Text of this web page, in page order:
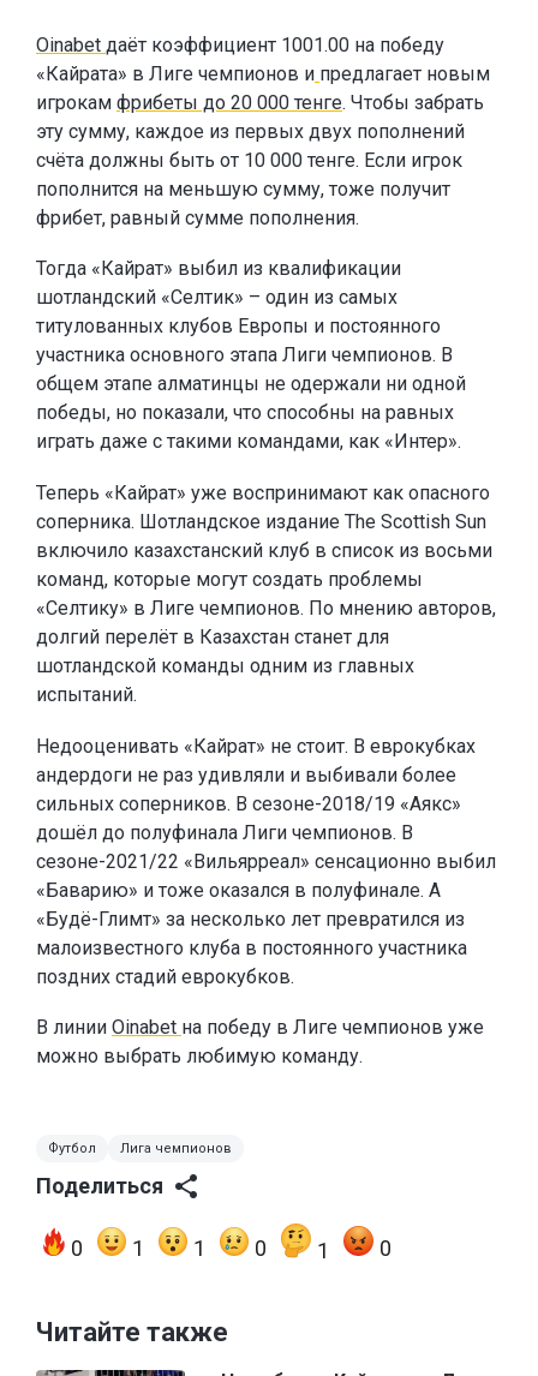
Oinabet даёт коэффициент 1001.00 на победу
«Кайрата» в Лиге чемпионов и предлагает новым
игрокам фрибеты до 20 000 тенге. Чтобы забрать
эту сумму, каждое из первых двух пополнений
счёта должны быть от 10 000 тенге. Если игрок
пополнится на меньшую сумму, тоже получит
фрибет, равный сумме пополнения.
Тогда «Кайрат» выбил из квалификации
шотландский «Селтик» – один из самых
титулованных клубов Европы и постоянного
участника основного этапа Лиги чемпионов. В
общем этапе алматинцы не одержали ни одной
победы, но показали, что способны на равных
играть даже с такими командами, как «Интер».
Теперь «Кайрат» уже воспринимают как опасного
соперника. Шотландское издание The Scottish Sun
включило казахстанский клуб в список из восьми
команд, которые могут создать проблемы
«Селтику» в Лиге чемпионов. По мнению авторов,
долгий перелёт в Казахстан станет для
шотландской команды одним из главных
испытаний.
Недооценивать «Кайрат» не стоит. В еврокубках
андердоги не раз удивляли и выбивали более
сильных соперников. В сезоне-2018/19 «Аякс»
дошёл до полуфинала Лиги чемпионов. В
сезоне-2021/22 «Вильярреал» сенсационно выбил
«Баварию» и тоже оказался в полуфинале. А
«Будё-Глимт» за несколько лет превратился из
малоизвестного клуба в постоянного участника
поздних стадий еврокубков.
В линии Oinabet на победу в Лиге чемпионов уже
можно выбрать любимую команду.
Футбол Лига чемпионов
Поделиться
0 1 1 0 1 0
Читайте также